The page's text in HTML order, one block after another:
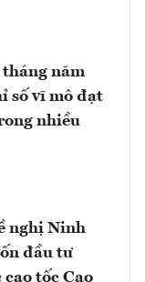
năm
số vĩ mô đạt
nhiều
nghị Ninh
đầu tư
tốc Cao